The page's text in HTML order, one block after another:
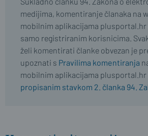
medijima, komentiranje članaka na
mobilnim aplikacijama
samo registriranim korisnicima.
želi komentirati članke obvezan je
upoznati s Pravilima komentiranja
mobilnim aplikacijama plusportal.hr
propisanim stavkom 2. članka 94.